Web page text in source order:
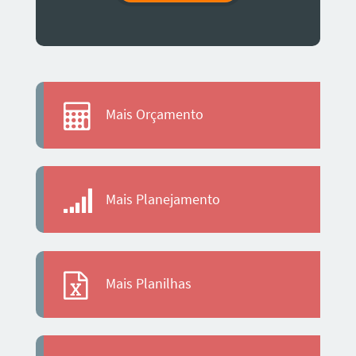
Mais Orçamento
Mais Planejamento
Mais Planilhas